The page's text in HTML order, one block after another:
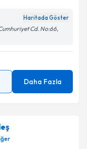
Haritada Göster
Cd. No:66,
Daha Fazla